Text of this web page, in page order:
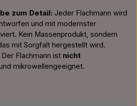
zum Detail: Jeder Flachmann wird
und mit modernster
Kein Massenprodukt, sondern
mit Sorgfalt hergestellt wird.
Der Flachmann ist nicht
mikrowellengeeignet.